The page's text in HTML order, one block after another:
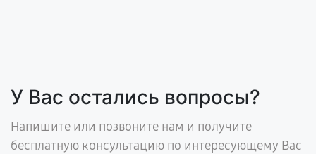
У Вас остались вопросы?
Напишите или позвоните нам и получите
бесплатную консультацию по интересующему Вас